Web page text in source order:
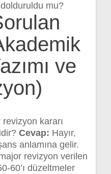
mu?
ve
revizyon kararı
Cevap: Hayır,
anlamına gelir.
revizyon verilen
60’ı düzeltmeler